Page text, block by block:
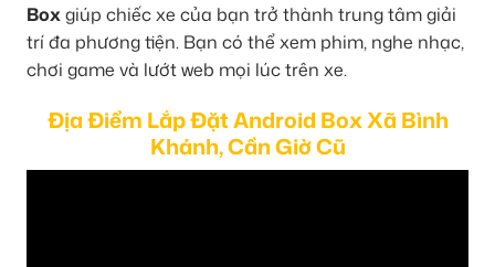
Boxgiúp chiếc xe của bạn trở thành trung tâm giải
trí đa phương tiện. Bạn có thể xem phim, nghe nhạc,
chơi game và lướt web mọi lúc trên xe.
Địa Điểm Lắp Đặt Android Box Xã Bình
Khánh, Cần Giờ Cũ